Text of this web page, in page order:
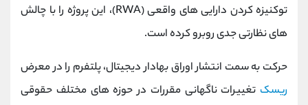
توکنیزه کردن دارایی‌ های واقعی (RWA)، این پروژه را با چالش
‌های نظارتی جدی روبرو کرده است.
حرکت به سمت انتشار اوراق بهادار دیجیتال، پلتفرم را در معرض
ریسک تغییرات ناگهانی مقررات در حوزه ‌های مختلف حقوقی